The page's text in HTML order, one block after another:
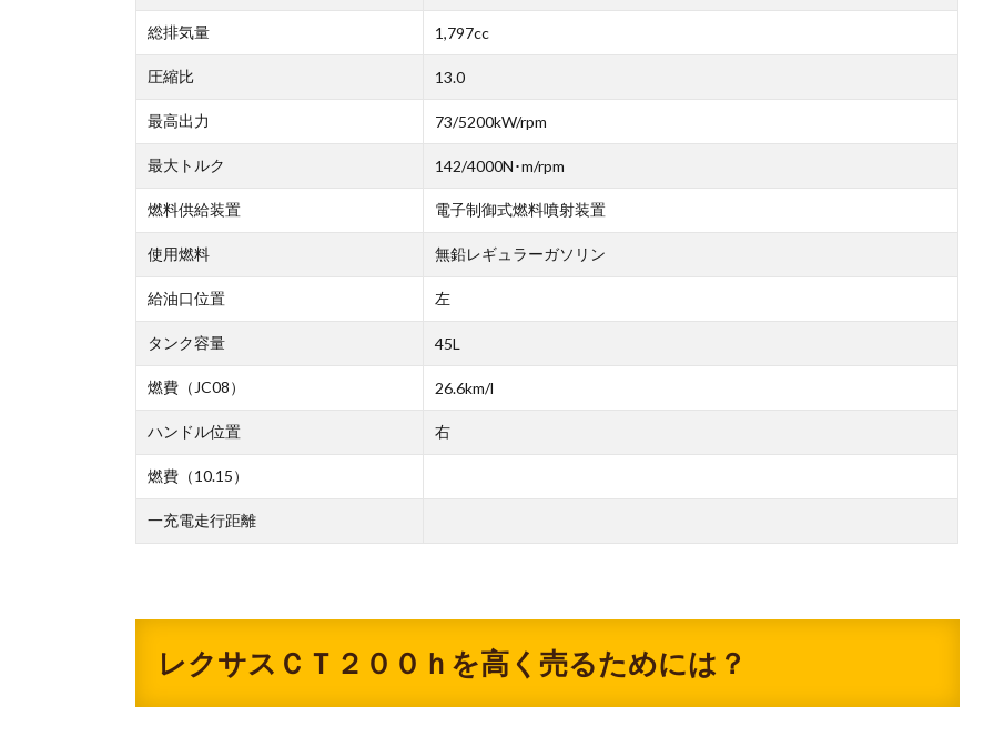
総排気量 1,797cc
圧縮比 13.0
最高出力 73/5200kW/rpm
最大トルク 142/4000N･m/rpm
燃料供給装置 電子制御式燃料噴射装置
使用燃料 無鉛レギュラーガソリン
給油口位置 左
タンク容量 45L
燃費（JC08） 26.6km/l
ハンドル位置 右
燃費（10.15）
一充電走行距離
レクサスＣＴ２００ｈを高く売るためには？